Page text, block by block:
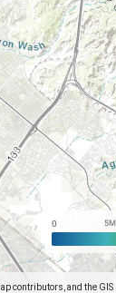
contributors, and the